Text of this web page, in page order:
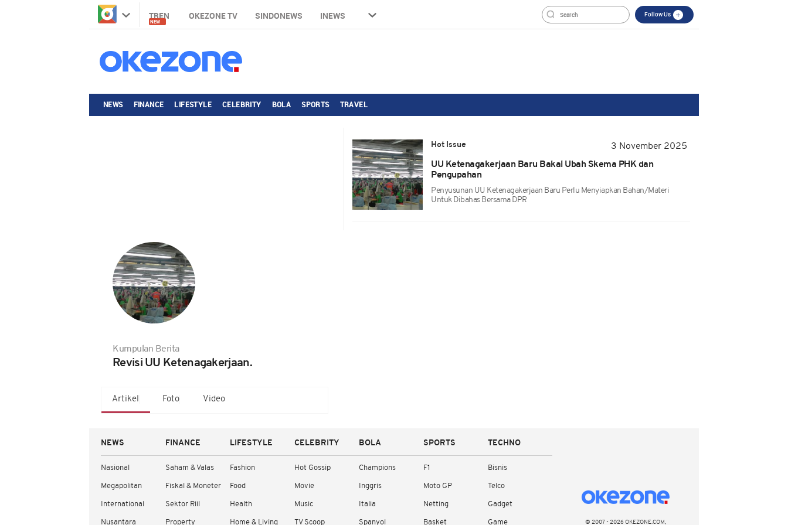
TREN
NEW
OKEZONE TV SINDONEWS INEWS Follow Us
NEWS FINANCE LIFESTYLE CELEBRITY BOLA SPORTS TRAVEL
Kumpulan Berita
Revisi UU Ketenagakerjaan.
Artikel Foto Video
Hot Issue
3 November 2025
UU Ketenagakerjaan Baru Bakal Ubah Skema PHK dan
Pengupahan
Penyusunan UU Ketenagakerjaan Baru Perlu Menyiapkan Bahan/materi
Untuk Dibahas Bersama DPR
NEWS
Nasional
Megapolitan
International
Nusantara
FINANCE
Saham & Valas
Fiskal & Moneter
Sektor Riil
Property
LIFESTYLE
Fashion
Food
Health
Home & Living
CELEBRITY
Hot Gossip
Movie
Music
TV Scoop
BOLA
Champions
Inggris
Italia
Spanyol
SPORTS
F1
Moto GP
Netting
Basket
TECHNO
Bisnis
Telco
Gadget
Game © 2007 - 2026 OKEZONE.COM,